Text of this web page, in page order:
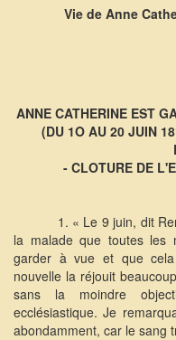
Vie de Anne
ANNE CATHERINE EST
(DU 1O AU 20 JUIN
- CLOTURE DE
1. « Le 9 juin, dit
la malade que toutes les
garder à vue et que cela
nouvelle la réjouit
sans la moindre
ecclésiastique. Je
abondamment, car le sang